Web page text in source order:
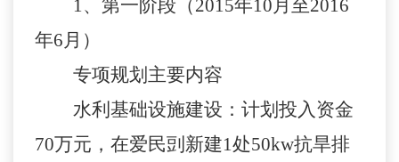
1、第一阶段（2015年10月至2016
年6月）
专项规划主要内容
水利基础设施建设：计划投入资金
70万元，在爱民剅新建1处50kw抗旱排